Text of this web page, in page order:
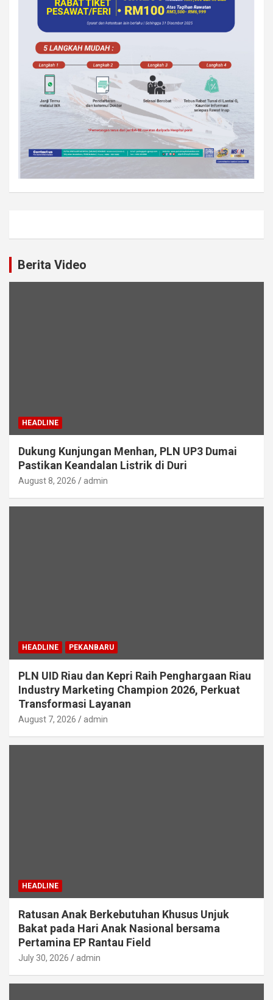
Berita Video
HEADLINE
Dukung Kunjungan Menhan, PLN UP3 Dumai
Pastikan Keandalan Listrik di Duri
August 8, 2026 admin
HEADLINE PEKANBARU
PLN UID Riau dan Kepri Raih Penghargaan Riau
Industry Marketing Champion 2026, Perkuat
Transformasi Layanan
August 7, 2026 admin
HEADLINE
Ratusan Anak Berkebutuhan Khusus Unjuk
Bakat pada Hari Anak Nasional bersama
Pertamina EP Rantau Field
July 30, 2026 admin